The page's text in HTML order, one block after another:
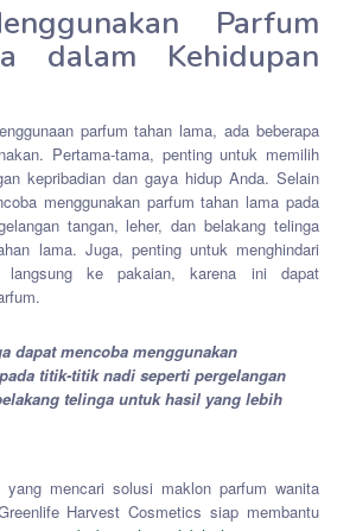
Parfum
dalam Kehidupan
parfum tahan lama, ada beberapa
Pertama-tama, penting untuk memilih
kepribadian dan gaya hidup Anda. Selain
menggunakan parfum tahan lama pada
tangan, leher, dan belakang telinga
lama. Juga, penting untuk menghindari
langsung ke pakaian, karena ini dapat
dapat mencoba menggunakan
titik-titik nadi seperti pergelangan
telinga untuk hasil yang lebih
mencari solusi maklon parfum wanita
Harvest Cosmetics siap membantu